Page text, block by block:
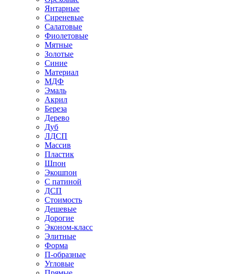
Янтарные
Сиреневые
Салатовые
Фиолетовые
Мятные
Золотые
Синие
Материал
МДФ
Эмаль
Акрил
Береза
Дерево
Дуб
ЛДСП
Массив
Пластик
Шпон
Экошпон
С патиной
ДСП
Стоимость
Дешевые
Дорогие
Эконом-класс
Элитные
Форма
П-образные
Угловые